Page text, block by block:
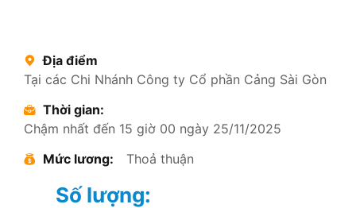
Địa điểm
Tại các Chi Nhánh Công ty Cổ phần Cảng Sài Gòn
Thời gian:
Chậm nhất đến 15 giờ 00 ngày 25/11/2025
Mức lương:
Thoả thuận
Số lượng: